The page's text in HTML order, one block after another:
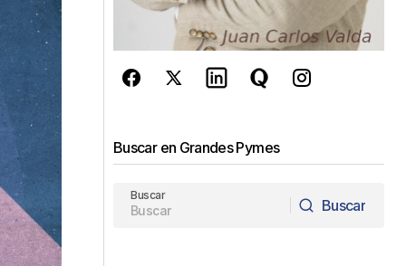
Buscar en Grandes Pymes
Buscar
Buscar